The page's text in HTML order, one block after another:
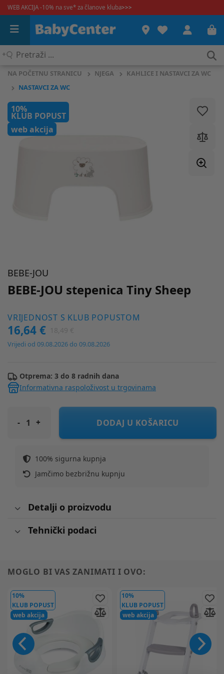
WEB AKCIJA -10% na sve* za članove kluba>>>
Pretraži
NA POČETNU STRANICU NJEGA
KAHLICE I NASTAVCI ZA WC
NASTAVCI ZA WC
10%
KLUB POPUST
web akcija
BEBE-JOU
BEBE-JOU stepenica Tiny Sheep
VRIJEDNOST S KLUB POPUSTOM
16,64 €
Vrijedi od 09.08.2026 do 09.08.2026
Otprema: 3 do 8 radnih dana
Informativna raspoloživost u trgovinama
BEBE-JOU stepenica Tiny Sheep
DODAJ U KOŠARICU
100% sigurna kupnja
Jamčimo bezbrižnu kupnju
Detalji o proizvodu
Tehnički podaci
MOGLO BI VAS ZANIMATI I OVO:
10%
KLUB POPUST
web akcija
10%
KLUB POPUST
web akcija